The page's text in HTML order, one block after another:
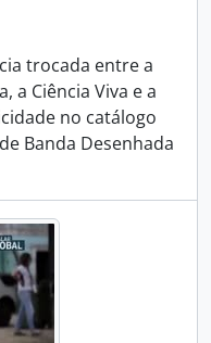
trocada entre a
a Ciência Viva e a
no catálogo
Banda Desenhada